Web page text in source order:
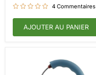
4 Commentaires
AJOUTER AU PANIER